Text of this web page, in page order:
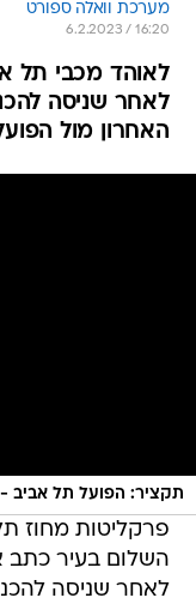
מערכת וואלה ספורט
6.2.2023 / 16:20
לאוהד מכבי תל
לאחר שניסה
האחרון מול
תקציר: הפועל תל אביב -
פרקליטות מחוז
לאחר שניסה